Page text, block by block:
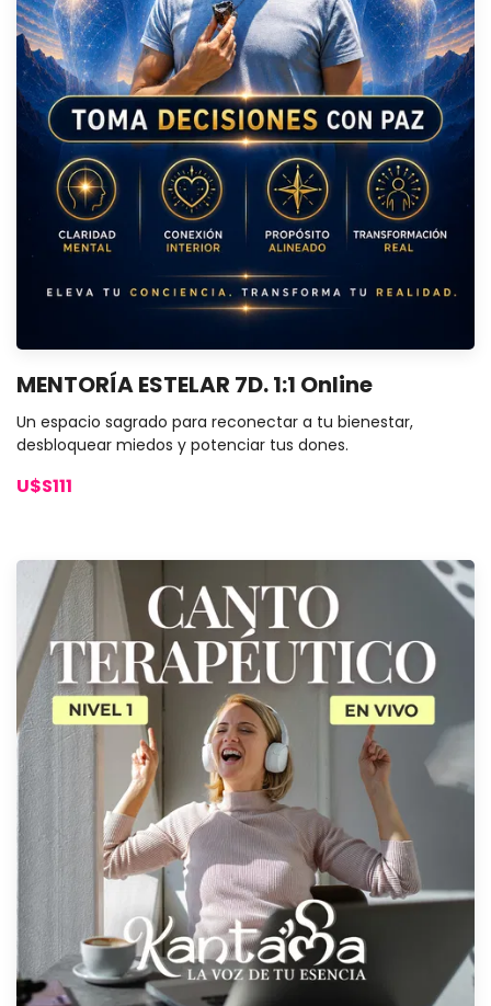
MENTORÍA ESTELAR 7D. 1:1 Online
Un espacio sagrado para reconectar a tu bienestar,
desbloquear miedos y potenciar tus dones.
U$S111